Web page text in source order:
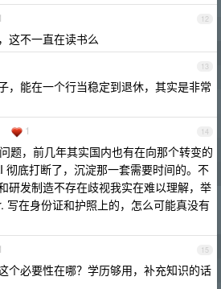
12
这不一直在读书么
13
，能在一个行当稳定到退休，其实是非常
14
1
题，前几年其实国内也有在向那个转变的
彻底打断了，沉淀那一套需要时间的。不
研发制造不存在歧视我实在难以理解，举
写在身份证和护照上的，怎么可能真没有
15
个必要性在哪？学历够用，补充知识的话